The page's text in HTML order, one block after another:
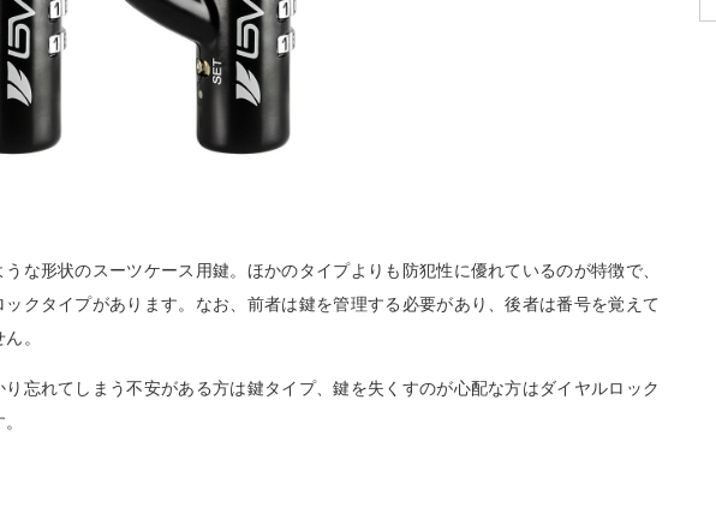
な形状のスーツケース用鍵。ほかのタイプよりも防犯性に優れているのが特徴で、
クタイプがあります。なお、前者は鍵を管理する必要があり、後者は番号を覚えて
。
忘れてしまう不安がある方は鍵タイプ、鍵を失くすのが心配な方はダイヤルロック